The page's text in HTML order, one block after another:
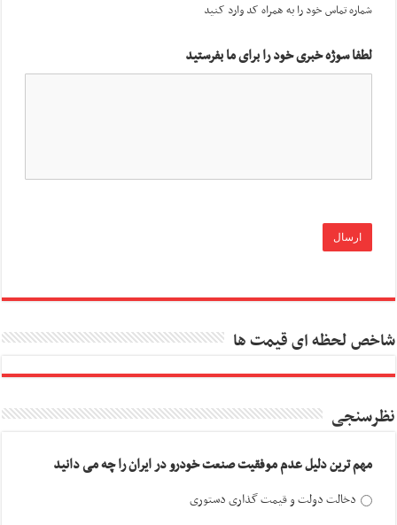
شماره تماس خود را به همراه کد وارد کنید
لطفا سوژه خبری خود را برای ما بفرستید
شاخص لحظه ای قیمت ها
نظرسنجی
مهم ترین دلیل عدم موفقیت صنعت خودرو در ایران را چه می دانید
دخالت دولت و قیمت گذاری دستوری